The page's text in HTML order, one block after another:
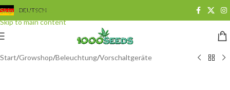
Skip to navigation
Skip to main content
DEUTSCH
Start/Growshop/Beleuchtung/Vorschaltgeräte